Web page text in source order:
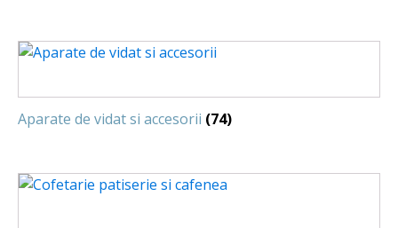
Aparate de vidat si accesorii (74)